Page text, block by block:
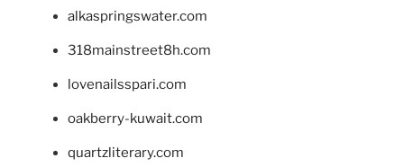
alkaspringswater.com
318mainstreet8h.com
lovenailsspari.com
oakberry-kuwait.com
quartzliterary.com